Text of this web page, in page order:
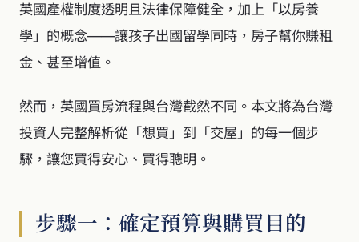
英國產權制度透明且法律保障健全，加上「以房養
學」的概念——讓孩子出國留學同時，房子幫你賺租
金、甚至增值。
然而，英國買房流程與台灣截然不同。本文將為台灣
投資人完整解析從「想買」到「交屋」的每一個步
驟，讓您買得安心、買得聰明。
步驟一：確定預算與購買目的